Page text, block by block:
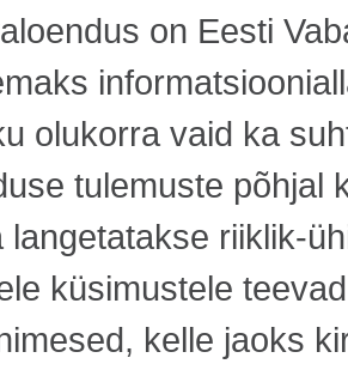
on Eesti
olukorra vaid ka
tulemuste põhjal
langetatakse riiklik-
küsimustele
kelle jaoks